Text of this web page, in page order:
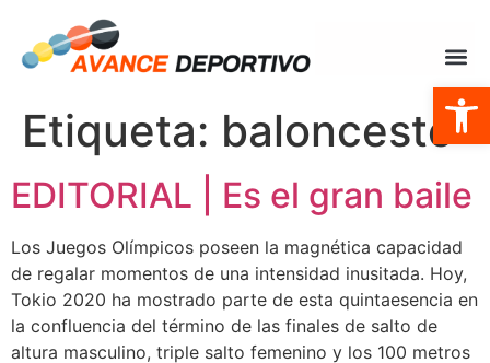
Abrir
Etiqueta: baloncesto
EDITORIAL | Es el gran baile
Los Juegos Olímpicos poseen la magnética capacidad
de regalar momentos de una intensidad inusitada. Hoy,
Tokio 2020 ha mostrado parte de esta quintaesencia en
la confluencia del término de las finales de salto de
altura masculino, triple salto femenino y los 100 metros